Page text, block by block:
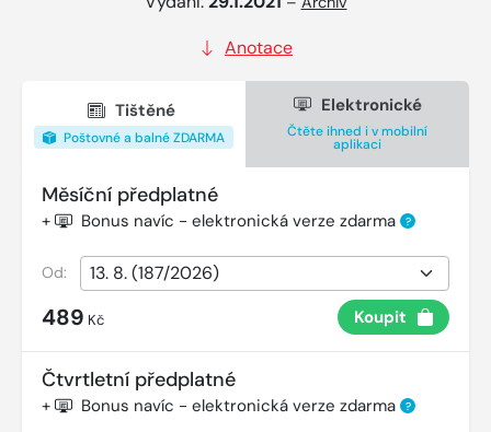
Anotace
Tištěné
Poštovné a balné ZDARMA
Elektronické
Čtěte ihned i v mobilní
aplikaci
Měsíční předplatné
+ Bonus navíc - elektronická verze zdarma ?
Od:
489 Kč Koupit
Čtvrtletní předplatné
+ Bonus navíc - elektronická verze zdarma ?